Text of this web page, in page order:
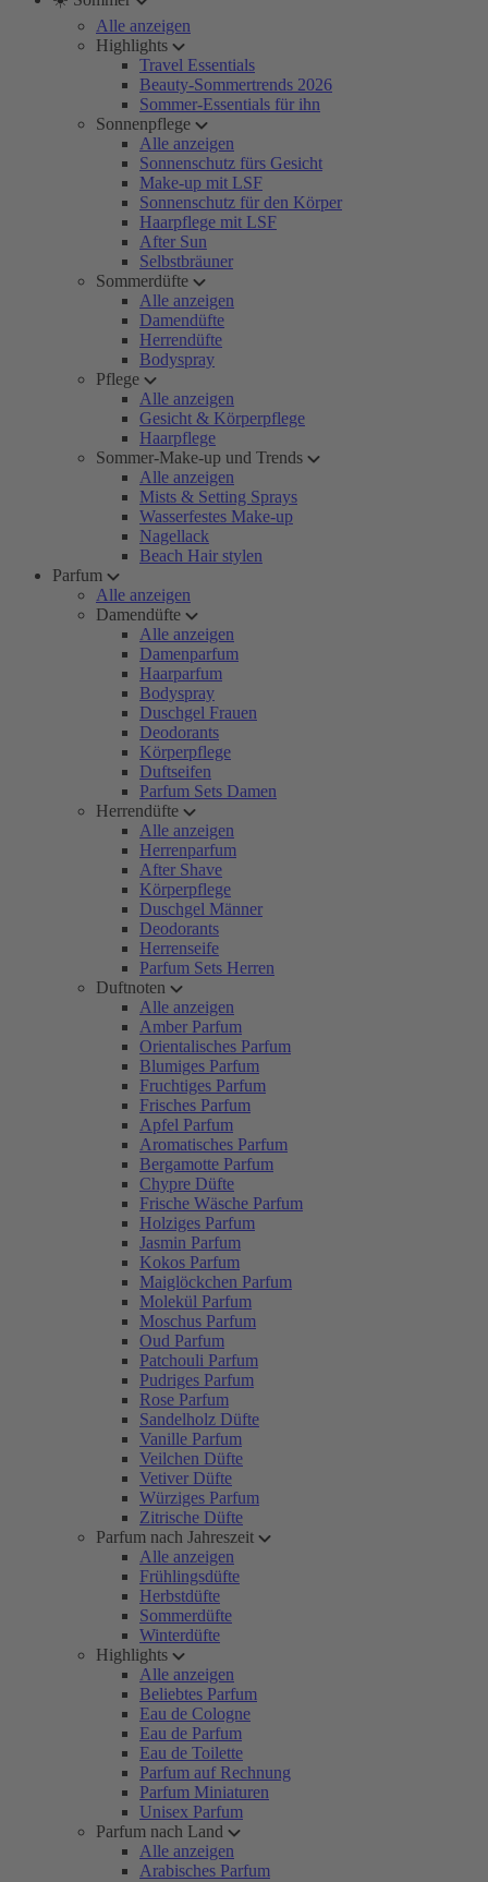
Alle anzeigen
Highlights
Travel Essentials
Beauty-Sommertrends 2026
Sommer-Essentials für ihn
Sonnenpflege
Alle anzeigen
Sonnenschutz fürs Gesicht
Make-up mit LSF
Sonnenschutz für den Körper
Haarpflege mit LSF
After Sun
Selbstbräuner
Sommerdüfte
Alle anzeigen
Damendüfte
Herrendüfte
Bodyspray
Pflege
Alle anzeigen
Gesicht & Körperpflege
Haarpflege
Sommer-Make-up und Trends
Alle anzeigen
Mists & Setting Sprays
Wasserfestes Make-up
Nagellack
Beach Hair stylen
Parfum
Alle anzeigen
Damendüfte
Alle anzeigen
Damenparfum
Haarparfum
Bodyspray
Duschgel Frauen
Deodorants
Körperpflege
Duftseifen
Parfum Sets Damen
Herrendüfte
Alle anzeigen
Herrenparfum
After Shave
Körperpflege
Duschgel Männer
Deodorants
Herrenseife
Parfum Sets Herren
Duftnoten
Alle anzeigen
Amber Parfum
Orientalisches Parfum
Blumiges Parfum
Fruchtiges Parfum
Frisches Parfum
Apfel Parfum
Aromatisches Parfum
Bergamotte Parfum
Chypre Düfte
Frische Wäsche Parfum
Holziges Parfum
Jasmin Parfum
Kokos Parfum
Maiglöckchen Parfum
Molekül Parfum
Moschus Parfum
Oud Parfum
Patchouli Parfum
Pudriges Parfum
Rose Parfum
Sandelholz Düfte
Vanille Parfum
Veilchen Düfte
Vetiver Düfte
Würziges Parfum
Zitrische Düfte
Parfum nach Jahreszeit
Alle anzeigen
Frühlingsdüfte
Herbstdüfte
Sommerdüfte
Winterdüfte
Highlights
Alle anzeigen
Beliebtes Parfum
Eau de Cologne
Eau de Parfum
Eau de Toilette
Parfum auf Rechnung
Parfum Miniaturen
Unisex Parfum
Parfum nach Land
Alle anzeigen
Arabisches Parfum